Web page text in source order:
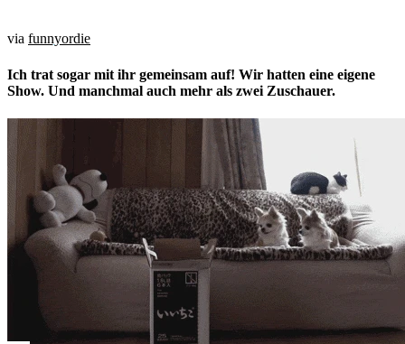
via funnyordie
Ich trat sogar mit ihr gemeinsam auf! Wir hatten eine eigene
Show. Und manchmal auch mehr als zwei Zuschauer.